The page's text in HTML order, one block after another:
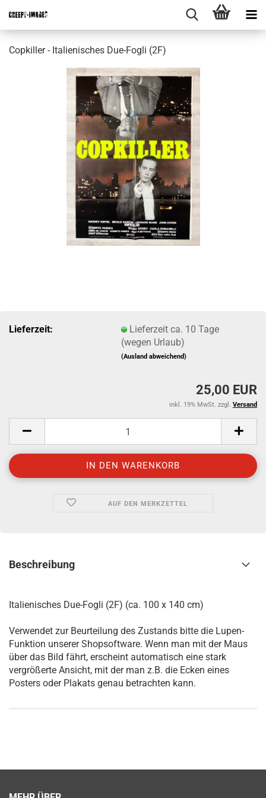
Copkiller - Italienisches Due-Fogli (2F)
Lieferzeit:
Lieferzeit ca. 10 Tage
(wegen Urlaub)
(Ausland abweichend)
25,00 EUR
inkl. 19% MwSt. zzgl. Versand
AUF DEN MERKZETTEL
Beschreibung
Italienisches Due-Fogli (2F) (ca. 100 x 140 cm)
Verwendet zur Beurteilung des Zustands bitte die Lupen-
Funktion unserer Shopsoftware. Wenn man mit der Maus
über das Bild fährt, erscheint automatisch eine stark
vergrößerte Ansicht, mit der man z.B. die Ecken eines
Posters oder Plakats genau betrachten kann.